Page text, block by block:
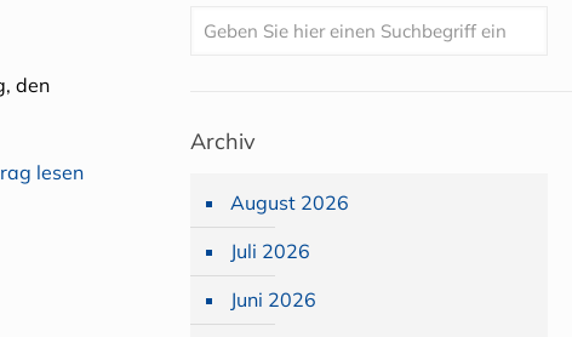
den
lesen
Archiv
August 2026
Juli 2026
Juni 2026